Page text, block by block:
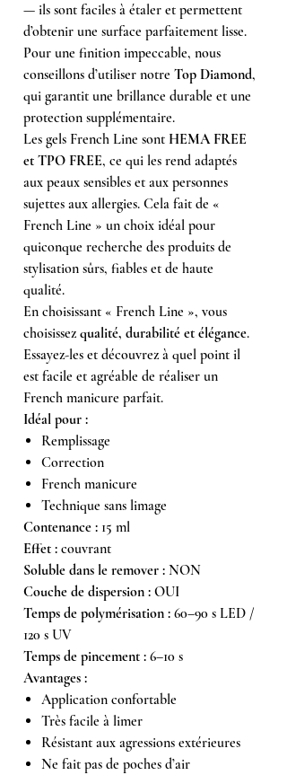
— ils sont faciles à étaler et permettent
d’obtenir une surface parfaitement lisse.
Pour une finition impeccable, nous
conseillons d’utiliser notre Top Diamond,
qui garantit une brillance durable et une
protection supplémentaire.
Les gels French Line sont HEMA FREE
et TPO FREE, ce qui les rend adaptés
aux peaux sensibles et aux personnes
sujettes aux allergies. Cela fait de «
French Line » un choix idéal pour
quiconque recherche des produits de
stylisation sûrs, fiables et de haute
qualité.
En choisissant « French Line », vous
choisissez qualité, durabilité et élégance.
Essayez-les et découvrez à quel point il
est facile et agréable de réaliser un
French manicure parfait.
Idéal pour :
Remplissage
Correction
French manicure
Technique sans limage
Contenance : 15 ml
Effet : couvrant
Soluble dans le remover : NON
Couche de dispersion : OUI
Temps de polymérisation : 60–90 s LED /
120 s UV
Temps de pincement : 6–10 s
Avantages :
Application confortable
Très facile à limer
Résistant aux agressions extérieures
Ne fait pas de poches d’air